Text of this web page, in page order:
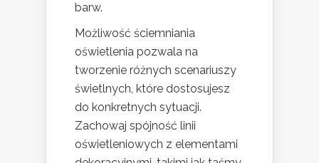
barw.
Możliwość ściemniania
oświetlenia pozwala na
tworzenie różnych scenariuszy
świetlnych, które dostosujesz
do konkretnych sytuacji.
Zachowaj spójność linii
oświetleniowych z elementami